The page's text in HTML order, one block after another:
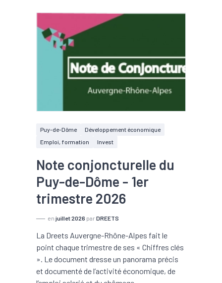
Puy-de-Dôme
Développement économique
Emploi, formation
Invest
Note conjoncturelle du
Puy-de-Dôme - 1er
trimestre 2026
en juillet 2026 par DREETS
La Dreets Auvergne-Rhône-Alpes fait le
point chaque trimestre de ses « Chiffres clés
». Le document dresse un panorama précis
et documenté de l’activité économique, de